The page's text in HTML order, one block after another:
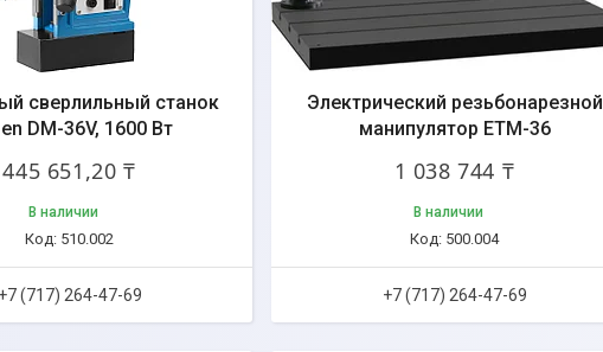
сверлильный станок
DM-36V, 1600 Вт
445 651,20 ₸
В наличии
510.002
(717) 264-47-69
Электрический резьбонарезной
манипулятор ETM-36
1 038 744 ₸
В наличии
500.004
+7 (717) 264-47-69